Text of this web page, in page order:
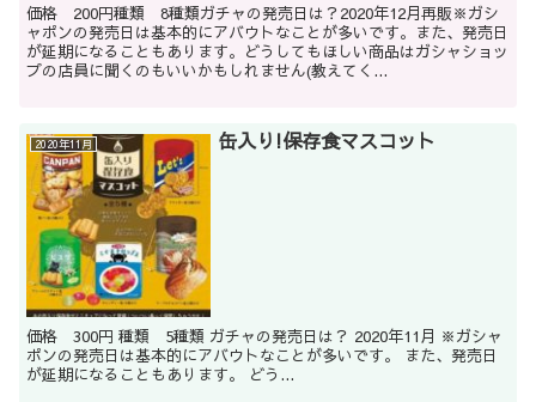
価格 200円種類 8種類ガチャの発売日は？2020年12月再販※ガシ
ャポンの発売日は基本的にアバウトなことが多いです。また、発売日
が延期になることもあります。どうしてもほしい商品はガシャショッ
プの店員に聞くのもいいかもしれません(教えてく...
2020年11月 缶入り!保存食マスコット
価格 300円 種類 5種類 ガチャの発売日は？ 2020年11月 ※ガシャ
ポンの発売日は基本的にアバウトなことが多いです。 また、発売日
が延期になることもあります。 どう...